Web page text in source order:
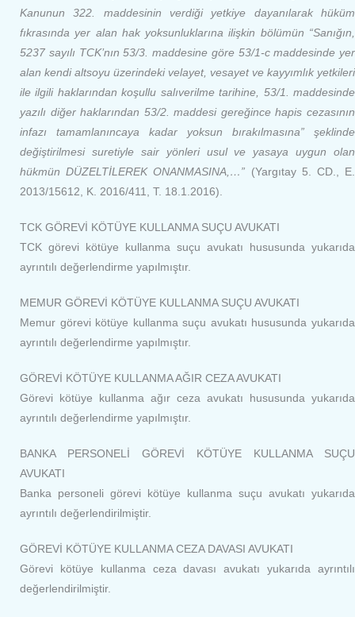
Kanunun 322. maddesinin verdiği yetkiye dayanılarak hüküm
fıkrasında yer alan hak yoksunluklarına ilişkin bölümün “Sanığın,
5237 sayılı TCK’nın 53/3. maddesine göre 53/1-c maddesinde yer
alan kendi altsoyu üzerindeki velayet, vesayet ve kayyımlık yetkileri
ile ilgili haklarından koşullu salıverilme tarihine, 53/1. maddesinde
yazılı diğer haklarından 53/2. maddesi gereğince hapis cezasının
infazı tamamlanıncaya kadar yoksun bırakılmasına” şeklinde
değiştirilmesi suretiyle sair yönleri usul ve yasaya uygun olan
hükmün DÜZELTİLEREK ONANMASINA,…” (Yargıtay 5. CD., E.
2013/15612, K. 2016/411, T. 18.1.2016).
TCK GÖREVİ KÖTÜYE KULLANMA SUÇU AVUKATI
TCK görevi kötüye kullanma suçu avukatı hususunda yukarıda
ayrıntılı değerlendirme yapılmıştır.
MEMUR GÖREVİ KÖTÜYE KULLANMA SUÇU AVUKATI
Memur görevi kötüye kullanma suçu avukatı hususunda yukarıda
ayrıntılı değerlendirme yapılmıştır.
GÖREVİ KÖTÜYE KULLANMA AĞIR CEZA AVUKATI
Görevi kötüye kullanma ağır ceza avukatı hususunda yukarıda
ayrıntılı değerlendirme yapılmıştır.
BANKA PERSONELİ GÖREVİ KÖTÜYE KULLANMA SUÇU
AVUKATI
Banka personeli görevi kötüye kullanma suçu avukatı yukarıda
ayrıntılı değerlendirilmiştir.
GÖREVİ KÖTÜYE KULLANMA CEZA DAVASI AVUKATI
Görevi kötüye kullanma ceza davası avukatı yukarıda ayrıntılı
değerlendirilmiştir.